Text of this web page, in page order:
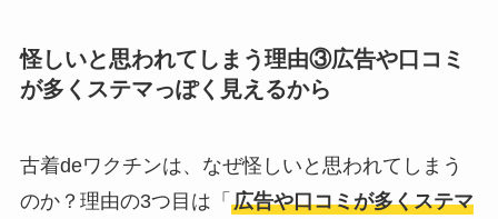
怪しいと思われてしまう理由③広告や口コミ
が多くステマっぽく見えるから
古着deワクチンは、なぜ怪しいと思われてしまう
のか？理由の3つ目は「 広告や口コミが多くステマ